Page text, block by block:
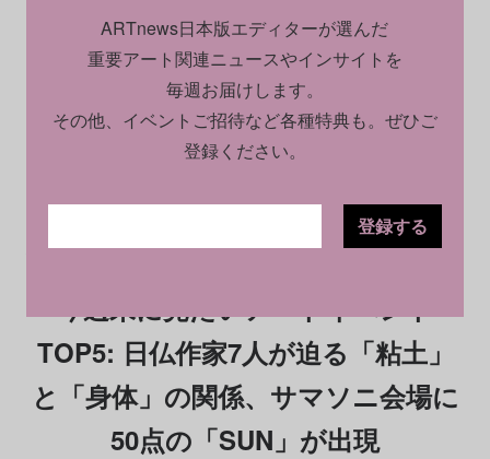
2023.08.18
今週末に見たいアートイベント
TOP5: 日仏作家7人が迫る「粘土」
と「身体」の関係、サマソニ会場に
50点の「SUN」が出現
ARTnews日本版エディターが選んだ
重要アート関連ニュースやインサイトを
毎週お届けします。
その他、イベントご招待など各種特典も。ぜひご
登録ください。
登録する